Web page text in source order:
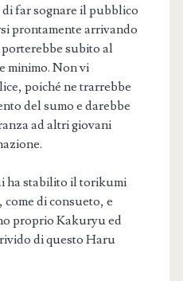
far sognare il pubblico
prontamente arrivando
subito al
minimo. Non vi
poiché ne trarrebbe
del sumo e darebbe
ad altri giovani
ha stabilito il torikumi
di consueto, e
proprio Kakuryu ed
di questo Haru